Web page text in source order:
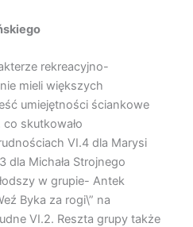
rekreacyjno-
mieli większych
umiejętności ściankowe
skutkowało
VI.4 dla Marysi
dla Michała Strojnego
w grupie- Antek
Byka za rogi\” na
VI.2. Reszta grupy także